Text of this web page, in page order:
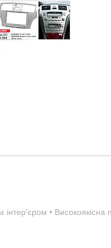
інтер'єром •